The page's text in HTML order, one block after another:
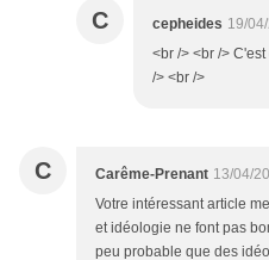
C cepheides 19/
<br /> <br />
/> <br />
C Carême-Prenant 13/04/
Votre intéressant article
et idéologie ne font pas
peu probable que des